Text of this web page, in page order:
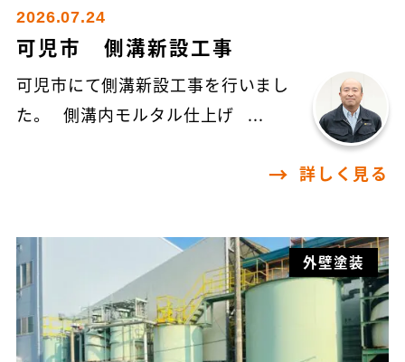
2026.07.24
可児市 側溝新設工事
可児市にて側溝新設工事を行いまし
た。 側溝内モルタル仕上げ ...
詳しく見る
外壁塗装